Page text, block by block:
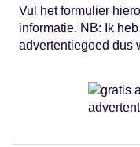
Vul het formulier
informatie. NB: Ik
advertentiegoed dus